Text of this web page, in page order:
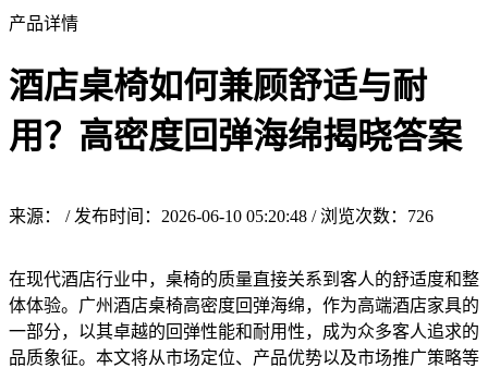
产品详情
酒店桌椅如何兼顾舒适与耐
用？高密度回弹海绵揭晓答案
来源： / 发布时间：2026-06-10 05:20:48 / 浏览次数： 726
在现代酒店行业中，桌椅的质量直接关系到客人的舒适度和整
体体验。广州酒店桌椅高密度回弹海绵，作为高端酒店家具的
一部分，以其卓越的回弹性能和耐用性，成为众多客人追求的
品质象征。本文将从市场定位、产品优势以及市场推广策略等